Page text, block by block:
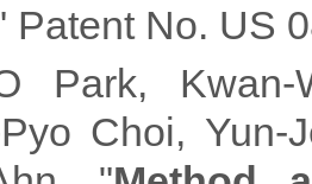
Patent No. US
Park,
Choi,